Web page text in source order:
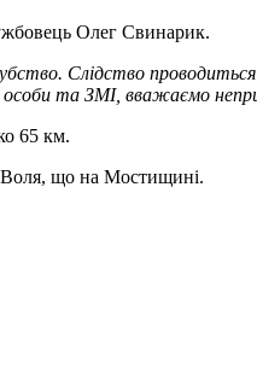
Олег Свинарик.
Слідство
особи та ЗМІ, вважаємо
65 км.
Воля, що на Мостищині.